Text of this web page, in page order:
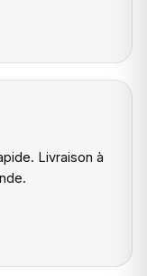
Livraison à